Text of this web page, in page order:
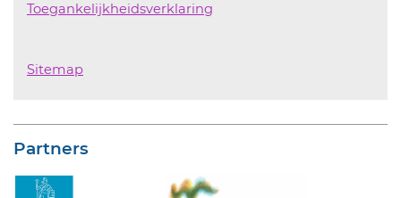
Toegankelijkheidsverklaring
Sitemap
Partners